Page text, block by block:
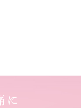
に